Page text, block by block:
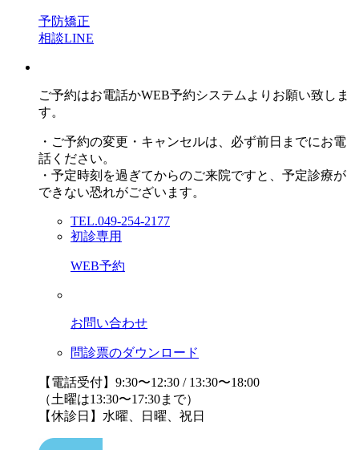
予防矯正
相談LINE
ご予約はお電話かWEB予約システムよりお願い致しま
す。
・ご予約の変更・キャンセルは、必ず前日までにお電
話ください。
・予定時刻を過ぎてからのご来院ですと、予定診療が
できない恐れがございます。
TEL.049-254-2177
初診専用
WEB予約
お問い合わせ
問診票のダウンロード
【電話受付】9:30〜12:30 / 13:30〜18:00
（土曜は13:30〜17:30まで）
【休診日】水曜、日曜、祝日